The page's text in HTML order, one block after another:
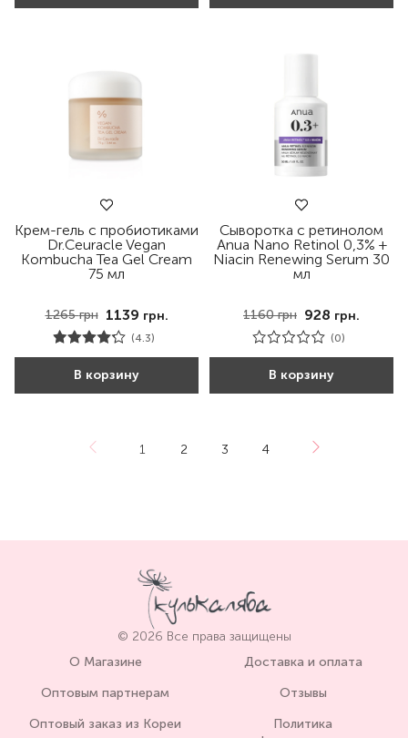
Крем-гель с пробиотиками
Dr.Ceuracle Vegan
Kombucha Tea Gel Cream
75 мл
1265грн 1139 грн.
(4.3)
В корзину
Сыворотка с ретинолом
Anua Nano Retinol 0,3% +
Niacin Renewing Serum 30
мл
1160грн 928 грн.
(0)
В корзину
1 2 3 4
© 2026 Все права защищены
О Магазине
Оптовым партнерам
Оптовый заказ из Кореи
Доставка и оплата
Отзывы
Политика